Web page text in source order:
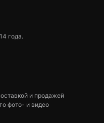
года.
и продажей
фото- и видео